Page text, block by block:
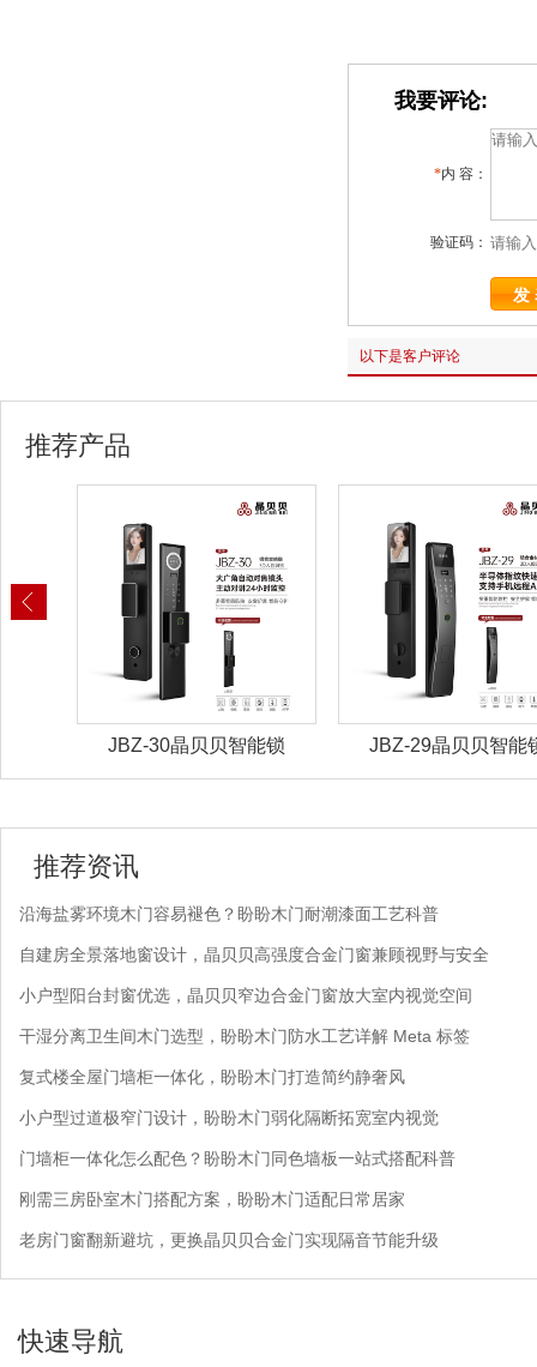
我要评论:
*内 容：
验证码：
以下是客户评论
推荐产品
JBZ-30晶贝贝智能锁 JBZ-29晶贝贝智能
推荐资讯
沿海盐雾环境木门容易褪色？盼盼木门耐潮漆面工艺科普
自建房全景落地窗设计，晶贝贝高强度合金门窗兼顾视野与安全
小户型阳台封窗优选，晶贝贝窄边合金门窗放大室内视觉空间
干湿分离卫生间木门选型，盼盼木门防水工艺详解 Meta 标签
复式楼全屋门墙柜一体化，盼盼木门打造简约静奢风
小户型过道极窄门设计，盼盼木门弱化隔断拓宽室内视觉
门墙柜一体化怎么配色？盼盼木门同色墙板一站式搭配科普
刚需三房卧室木门搭配方案，盼盼木门适配日常居家
老房门窗翻新避坑，更换晶贝贝合金门实现隔音节能升级
快速导航